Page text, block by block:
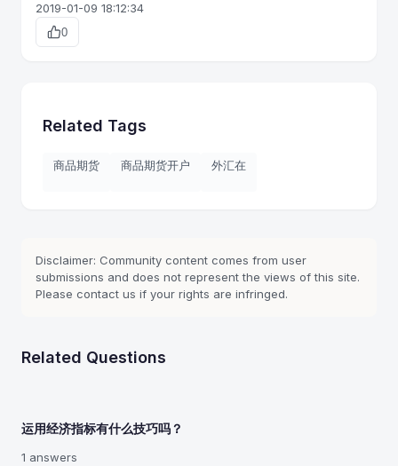
2019-01-09 18:12:34
0
Related Tags
商品期货 商品期货开户 外汇在
Disclaimer: Community content comes from user
submissions and does not represent the views of this site.
Please contact us if your rights are infringed.
Related Questions
运用经济指标有什么技巧吗？
1 answers